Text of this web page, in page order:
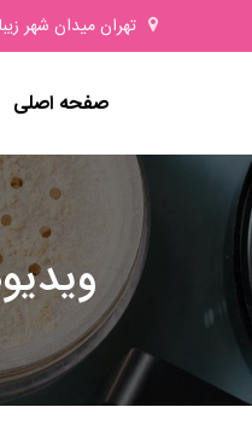
تهران میدان شهر زیبا
صفحه اصلی